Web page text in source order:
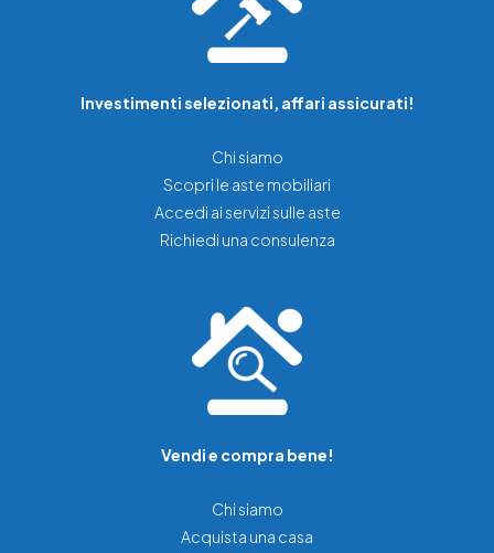
Investimenti selezionati, affari assicurati!
Chi siamo
Scopri le aste mobiliari
Accedi ai servizi sulle aste
Richiedi una consulenza
Vendi e compra bene!
Chi siamo
Acquista una casa